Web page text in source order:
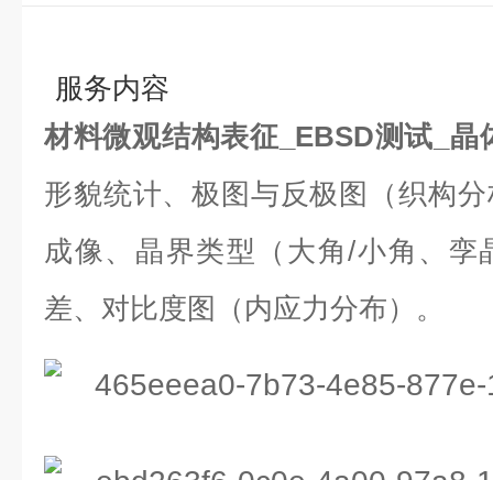
服务内容
材料微观结构表征_EBSD测试_晶
形貌统计、极图与反极图（织构
成像、晶界类型（大角/小角、孪
差、对比度图（内应力分布）。